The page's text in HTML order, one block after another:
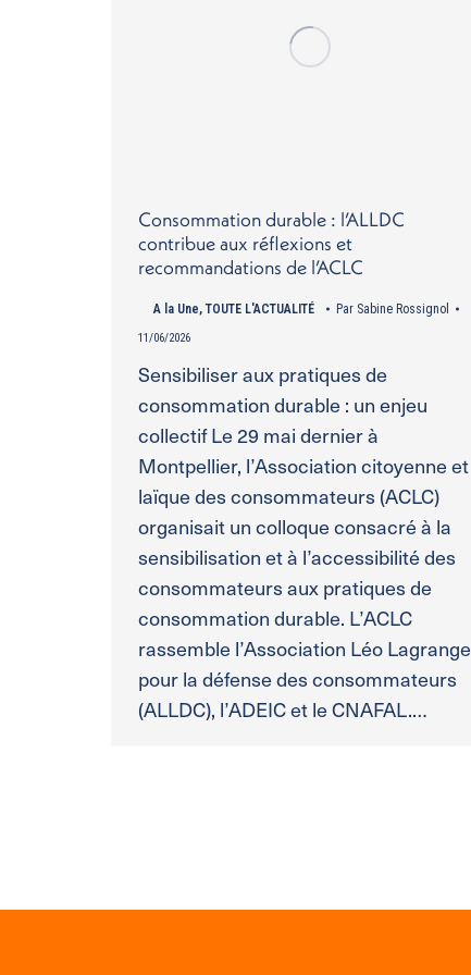
Consommation durable : l’ALLDC
contribue aux réflexions et
recommandations de l’ACLC
A la Une,TOUTE L'ACTUALITÉ Par Sabine Rossignol
11/06/2026
Sensibiliser aux pratiques de
consommation durable : un enjeu
collectif Le 29 mai dernier à
Montpellier, l’Association citoyenne et
laïque des consommateurs (ACLC)
organisait un colloque consacré à la
sensibilisation et à l’accessibilité des
consommateurs aux pratiques de
consommation durable. L’ACLC
rassemble l’Association Léo Lagrange
pour la défense des consommateurs
(ALLDC), l’ADEIC et le CNAFAL.…